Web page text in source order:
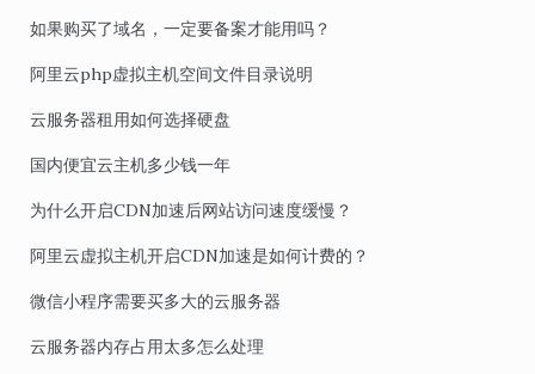
如果购买了域名，一定要备案才能用吗？
阿里云php虚拟主机空间文件目录说明
云服务器租用如何选择硬盘
国内便宜云主机多少钱一年
为什么开启CDN加速后网站访问速度缓慢？
阿里云虚拟主机开启CDN加速是如何计费的？
微信小程序需要买多大的云服务器
云服务器内存占用太多怎么处理